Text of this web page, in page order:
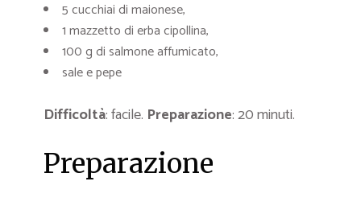
5 cucchiai di maionese,
1 mazzetto di erba cipollina,
100 g di salmone affumicato,
sale e pepe
Difficoltà: facile. Preparazione: 20 minuti.
Preparazione